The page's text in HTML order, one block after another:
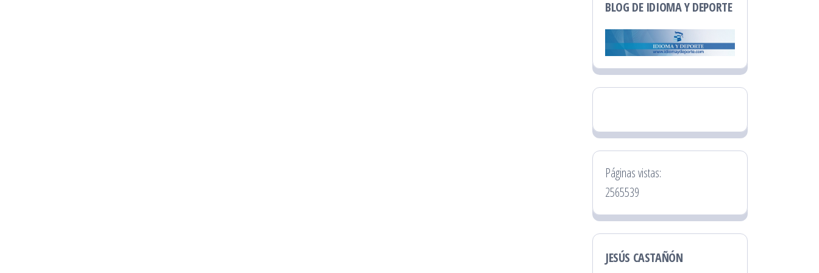
BLOG DE IDIOMA Y DEPORTE
Páginas vistas:
2565539
JESÚS CASTAÑÓN